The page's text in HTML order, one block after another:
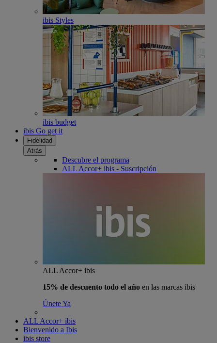
ibis Styles
ibis budget
ibis Go get it
Fidelidad
Atrás
Descubre el programa
ALL Accor+ ibis - Suscripción
ALL Accor+ ibis
15% de descuento todo el año en las marcas ibis
Únete Ya
ALL Accor+ ibis
Bienvenido a Ibis
ibis store